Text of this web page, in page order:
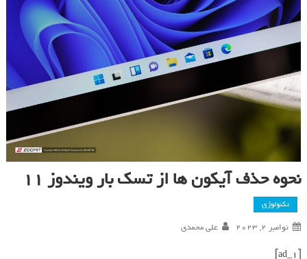
نحوه حذف آیکون ها از تسک بار ویندوز 11
تکنولوژی
نوامبر 2, 2023 علی محمدی